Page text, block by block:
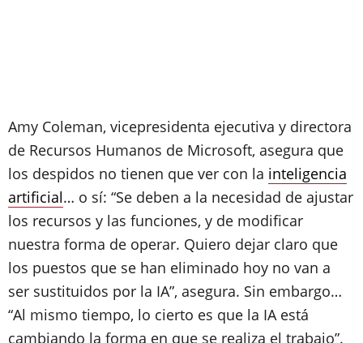
Amy Coleman, vicepresidenta ejecutiva y directora
de Recursos Humanos de Microsoft, asegura que
los despidos no tienen que ver con la inteligencia
artificial… o sí: “Se deben a la necesidad de ajustar
los recursos y las funciones, y de modificar
nuestra forma de operar. Quiero dejar claro que
los puestos que se han eliminado hoy no van a
ser sustituidos por la IA”, asegura. Sin embargo…
“Al mismo tiempo, lo cierto es que la IA está
cambiando la forma en que se realiza el trabajo”.